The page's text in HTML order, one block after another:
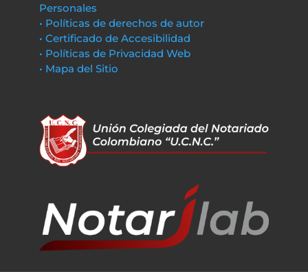
Personales
• Políticas de derechos de autor
• Certificado de Accesibilidad
• Políticas de Privacidad Web
• Mapa del Sitio